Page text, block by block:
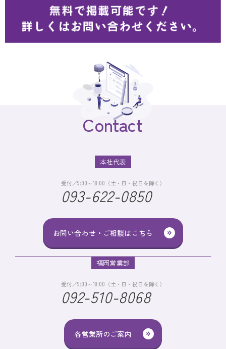
Contact
お問い合わせ・ご相談はこちら
本社代表
受付／9:00～18:00（土・日・祝日を除く）
093-622-0850
各営業所のご案内
福岡営業部
受付／9:00～18:00（土・日・祝日を除く）
092-510-8068